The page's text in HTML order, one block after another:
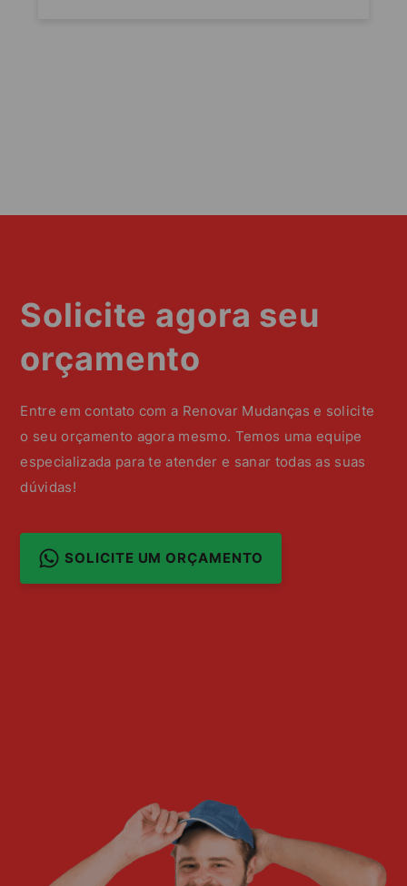
Solicite agora seu
orçamento
Entre em contato com a Renovar Mudanças e solicite
o seu orçamento agora mesmo. Temos uma equipe
especializada para te atender e sanar todas as suas
dúvidas!
SOLICITE UM ORÇAMENTO